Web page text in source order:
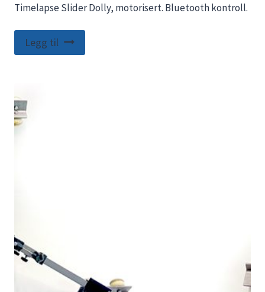
Timelapse Slider Dolly, motorisert. Bluetooth kontroll.
Legg til